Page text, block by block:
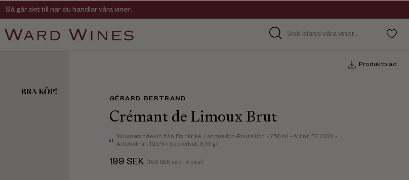
Viner med kvalitet, ursprung & personlighet
Så går det till när du handlar våra viner.
Produktblad
GÉRARD BERTRAND
Crémant de Limoux Brut
Mousserande vin från Frankrike, Languedoc-Roussillon • 750 ml • Art.nr. 7713201 •
Alkoholhalt 12.5% • Sockerhalt 8,16 g/l
199 SEK (159 SEK exkl. moms)